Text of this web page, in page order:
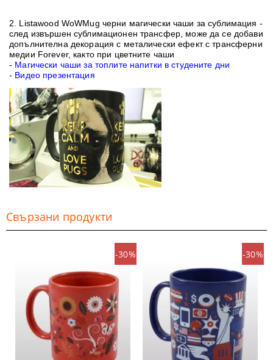
2. Listawood WoWMug черни магически чаши за сублимация -
след извършен сублимационен трансфер, може да се добави
допълнителна декорация с металически ефект с трансферни
медии Forever, както при цветните чаши
- Магически чаши за топлите напитки в студените дни
- Видео презентация
Свързани продукти
-30% -30%